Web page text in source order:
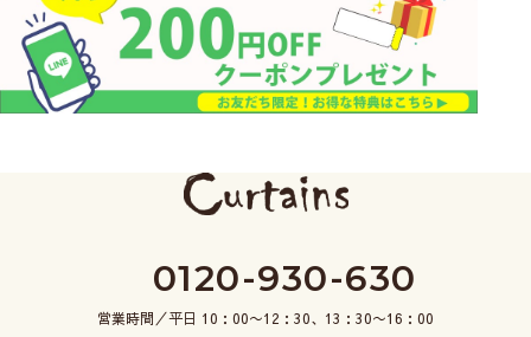
0120-930-630
営業時間／平日 10：00〜12：30、13：30〜16：00